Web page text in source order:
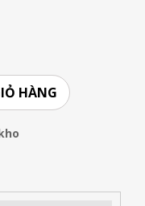
HÀNG